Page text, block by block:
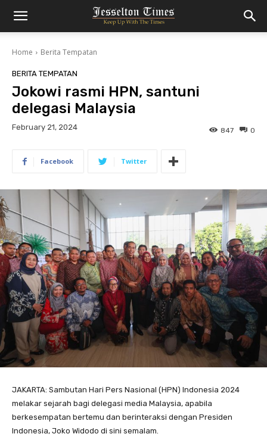
Home Berita Tempatan
BERITA TEMPATAN
Jokowi rasmi HPN, santuni
delegasi Malaysia
February 21, 2024 0
847
Facebook Twitter
JAKARTA: Sambutan Hari Pers Nasional (HPN) Indonesia 2024
melakar sejarah bagi delegasi media Malaysia, apabila
berkesempatan bertemu dan berinteraksi dengan Presiden
Indonesia, Joko Widodo di sini semalam.